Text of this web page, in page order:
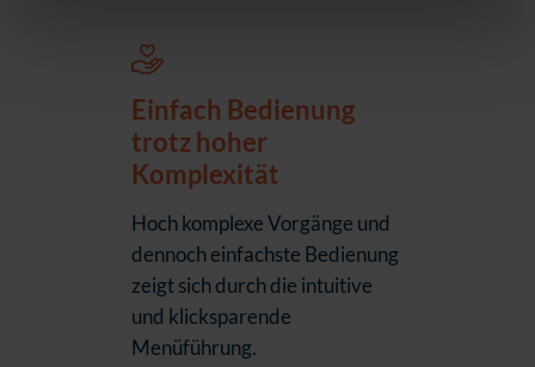
Einfach Bedienung
trotz hoher
Komplexität
Hoch komplexe Vorgänge und
dennoch einfachste Bedienung
zeigt sich durch die intuitive
und klicksparende
Menüführung.